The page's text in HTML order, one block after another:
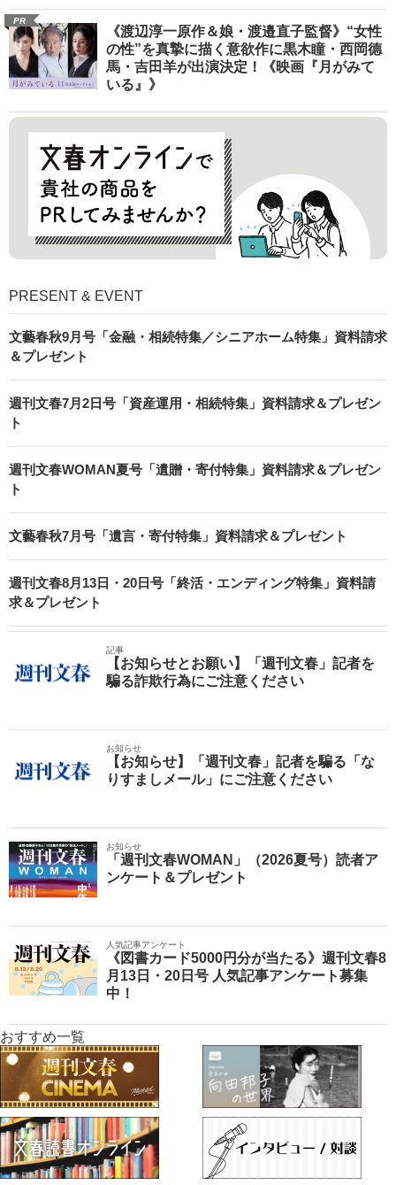
PR
《渡辺淳一原作＆娘・渡邉直子監督》“女性
の性”を真摯に描く意欲作に黒木瞳・西岡德
馬・吉田羊が出演決定！《映画『月がみて
いる』》
PRESENT & EVENT
文藝春秋9月号「金融・相続特集／シニアホーム特集」資料請求
＆プレゼント
週刊文春7月2日号「資産運用・相続特集」資料請求＆プレゼン
ト
週刊文春WOMAN夏号「遺贈・寄付特集」資料請求＆プレゼン
ト
文藝春秋7月号「遺言・寄付特集」資料請求＆プレゼント
週刊文春8月13日・20日号「終活・エンディング特集」資料請
求＆プレゼント
記事
【お知らせとお願い】「週刊文春」記者を
騙る詐欺行為にご注意ください
お知らせ
【お知らせ】「週刊文春」記者を騙る「な
りすましメール」にご注意ください
お知らせ
「週刊文春WOMAN」（2026夏号）読者ア
ンケート＆プレゼント
人気記事アンケート
《図書カード5000円分が当たる》週刊文春8
月13日・20日号 人気記事アンケート募集
中！
おすすめ一覧